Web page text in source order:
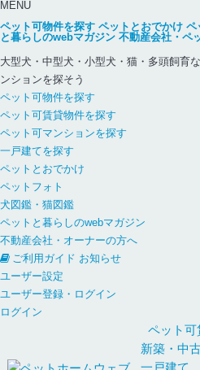
MENU
ペット可物件を探す ペットとおでかけ ペ
と暮らしのwebマガジン 不動産会社・ペ
大型犬・中型犬・小型犬・猫・多頭飼育
ンションを探そう
ペット可物件を探す
ペット可賃貸物件を探す
ペット可マンションを探す
一戸建てを探す
ペットとおでかけ
ペットフォト
犬図鑑・猫図鑑
ペットと暮らしのwebマガジン
不動産会社・オーナーの方へ
ご利用ガイド お知らせ
ユーザー設定
ユーザー登録・ログイン
ログイン
ペット可
新築・中
一戸建て